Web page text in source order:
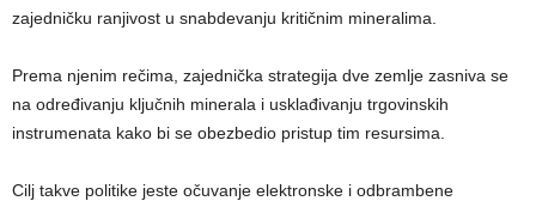
zajedničku ranjivost u snabdevanju kritičnim mineralima.
Prema njenim rečima, zajednička strategija dve zemlje zasniva se
na određivanju ključnih minerala i usklađivanju trgovinskih
instrumenata kako bi se obezbedio pristup tim resursima.
Cilj takve politike jeste očuvanje elektronske i odbrambene